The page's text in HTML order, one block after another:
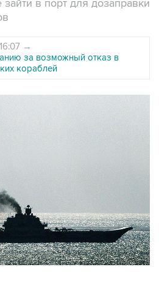
в порт для дозаправки
→
за возможный отказ в
кораблей